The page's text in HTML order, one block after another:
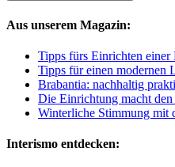
Aus unserem Magazin:
Tipps fürs Einrichten
Tipps für einen modernen
Brabantia: nachhaltig
Die Einrichtung macht
Winterliche Stimmung mit
Interismo entdecken: